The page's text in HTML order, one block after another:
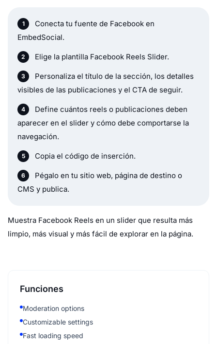
Conecta tu fuente de Facebook en
EmbedSocial.
Elige la plantilla Facebook Reels Slider.
Personaliza el título de la sección, los detalles
visibles de las publicaciones y el CTA de seguir.
Define cuántos reels o publicaciones deben
aparecer en el slider y cómo debe comportarse la
navegación.
Copia el código de inserción.
Pégalo en tu sitio web, página de destino o
CMS y publica.
Muestra Facebook Reels en un slider que resulta más
limpio, más visual y más fácil de explorar en la página.
Funciones
Moderation options
Customizable settings
Fast loading speed